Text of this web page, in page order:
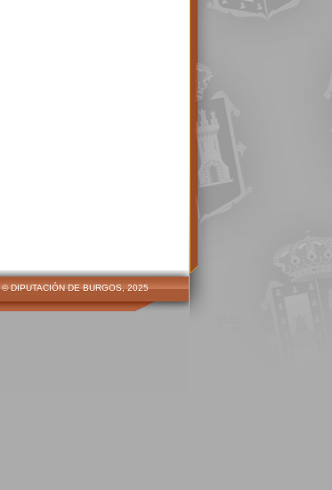
© DIPUTACIÓN DE BURGOS, 2025